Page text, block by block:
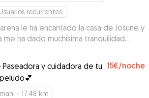
Usuarios recurrentes
le ha encantado la casa de Josune y
me ha dado muchísima tranquilidad.
jugando con ella desde el primer minuto
eran conocidos. Tuve una emergencia y
viajar. Me ha respondido con rapidez y
todo para estar tranquila y
la emergencia que tenía. Muchas
· Paseadora y cuidadora de tu 15€/noche
- 17.48 km